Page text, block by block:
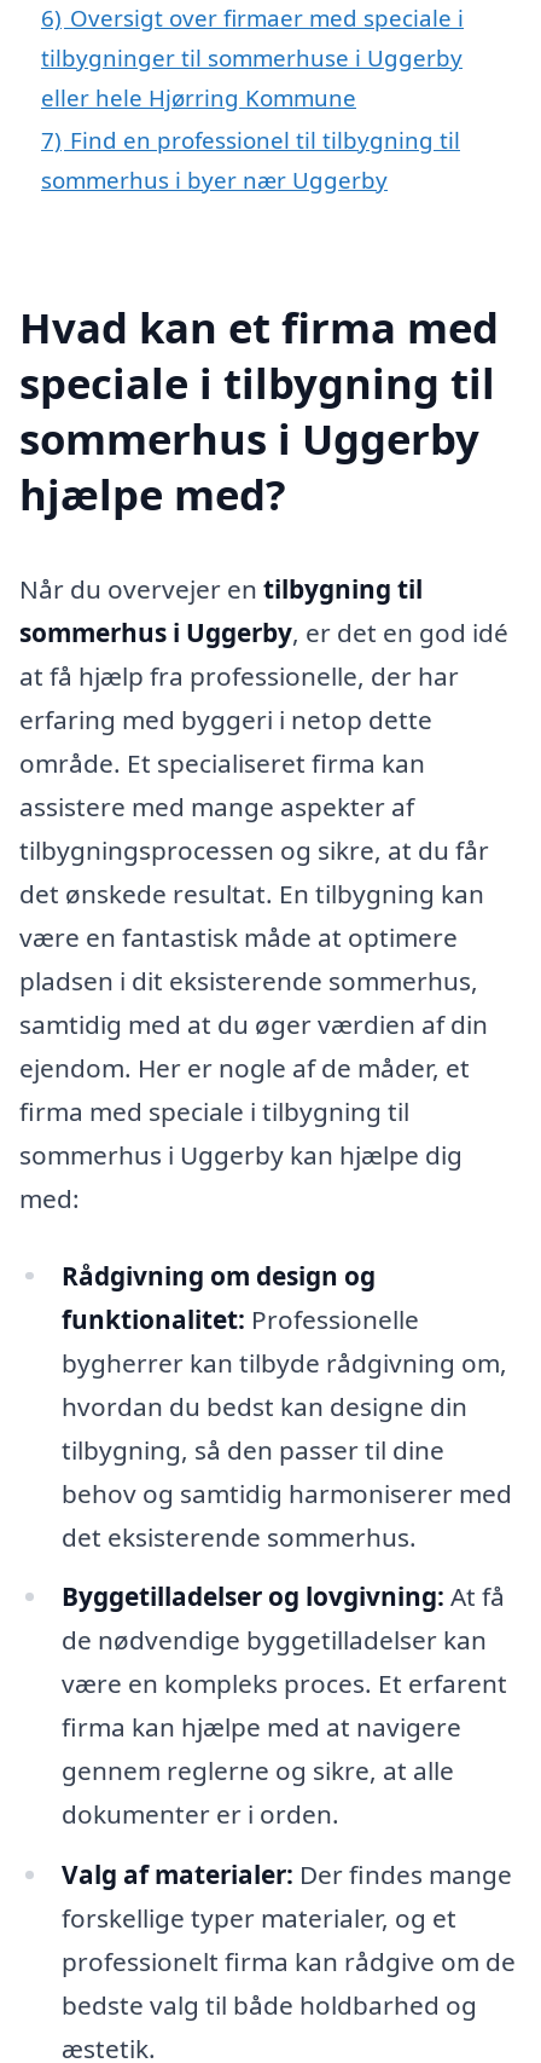
6) Oversigt over firmaer med speciale i
tilbygninger til sommerhuse i Uggerby
eller hele Hjørring Kommune
7) Find en professionel til tilbygning til
sommerhus i byer nær Uggerby
Hvad kan et firma med
speciale i tilbygning til
sommerhus i Uggerby
hjælpe med?
Når du overvejer en tilbygning til
sommerhus i Uggerby, er det en god idé
at få hjælp fra professionelle, der har
erfaring med byggeri i netop dette
område. Et specialiseret firma kan
assistere med mange aspekter af
tilbygningsprocessen og sikre, at du får
det ønskede resultat. En tilbygning kan
være en fantastisk måde at optimere
pladsen i dit eksisterende sommerhus,
samtidig med at du øger værdien af din
ejendom. Her er nogle af de måder, et
firma med speciale i tilbygning til
sommerhus i Uggerby kan hjælpe dig
med:
Rådgivning om design og
funktionalitet: Professionelle
bygherrer kan tilbyde rådgivning om,
hvordan du bedst kan designe din
tilbygning, så den passer til dine
behov og samtidig harmoniserer med
det eksisterende sommerhus.
Byggetilladelser og lovgivning: At få
de nødvendige byggetilladelser kan
være en kompleks proces. Et erfarent
firma kan hjælpe med at navigere
gennem reglerne og sikre, at alle
dokumenter er i orden.
Valg af materialer: Der findes mange
forskellige typer materialer, og et
professionelt firma kan rådgive om de
bedste valg til både holdbarhed og
æstetik.